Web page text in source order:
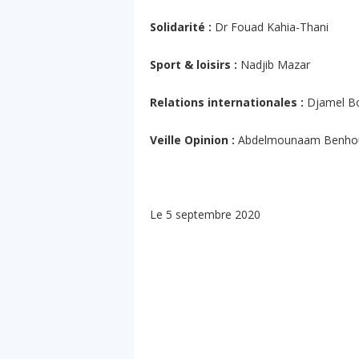
Solidarité : Dr Fouad Kahia-Thani
Sport & loisirs : Nadjib Mazar
Relations internationales : Djamel
Veille Opinion : Abdelmounaam
Le 5 septembre 2020